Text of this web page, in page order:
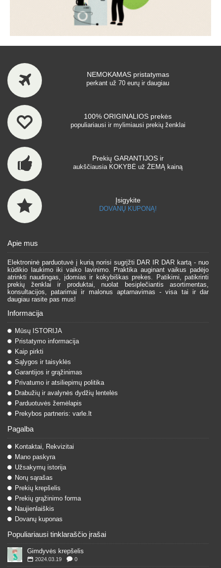
NEMOKAMAS pristatymas
perkant už 70 eurų ir daugiau
100% ORIGINALIOS prekės
populiariausi ir mylimiausi prekių ženklai
Prekių GARANTIJOS ir
aukščiausia KOKYBĖ už ŽEMĄ kainą
Įsigykite
DOVANŲ KUPONĄ!
Apie mus
Elektroninė parduotuvė į kurią norisi sugrįžti DAR IR DAR kartą - nuo
kūdikio laukimo iki vaiko lavinimo. Praktika auginant vaikus padėjo
atrinkti naudingas, įdomias ir kokybiškas prekes. Patikimi, patikrinti
prekių ženklai ir produktai, nuolat besiplečiantis asortimentas,
konsultacijos, patarimai ir malonus aptarnavimas - visa tai ir dar
daugiau rasite pas mus!
Informacija
Mūsų ISTORIJA
Pristatymo informacija
Kaip pirkti
Sąlygos ir taisyklės
Garantijos ir grąžinimas
Privatumo ir atsiliepimų politika
Drabužių ir avalynės dydžių lentelės
Parduotuvės žemėlapis
Prekybos partneris: varle.lt
Pagalba
Kontaktai, Rekvizitai
Mano paskyra
Užsakymų istorija
Norų sąrašas
Prekių krepšelis
Prekių grąžinimo forma
Naujienlaiškis
Dovanų kuponas
Populiariausi tinklaraščio įrašai
Gimdyvės krepšelis
2024.03.19 0